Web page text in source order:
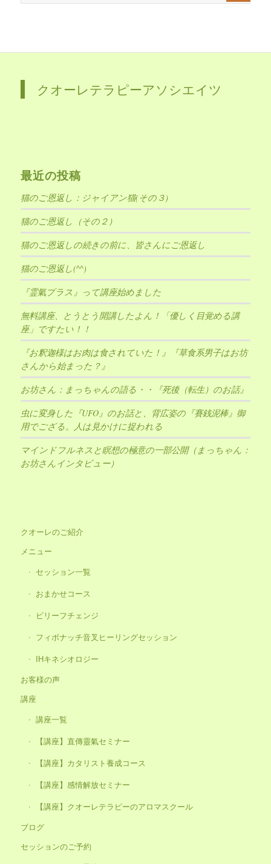
クオーレテラピーアソシエイツ
最近の投稿
猫のご恩返し：ジャイアン猫(その３)
猫のご恩返し（その２）
猫のご恩返しの続きの前に、皆さんにご恩返し
猫のご恩返し(^^)
『霊氣プラス』って講座始めました
無料講座、とうとう開講したよん！「優しく目覚める講
座」ですたい！！
『お釈迦様はお肉は食されていた！』『草食系男子はお坊
さんから始まった？』
お坊さん：まっちゃんの語る・・『死後（転生）のお話』
虫に変身した『UFO』のお話と、背広姿の『賽銭泥棒』御
用でござる。人は見かけに捉われる
マインドフルネスと瞑想の極意の一部公開（まっちゃん：
お坊さんインタビュー）
クオーレのご紹介
メニュー
セッション一覧
おまかせコース
ビリーフチェンジ
フィボナッチ音叉ヒーリングセッション
IHキネシオロジー
お客様の声
講座
講座一覧
【講座】直傳靈氣セミナー
【講座】カタリスト養成コース
【講座】感情解放セミナー
【講座】クオーレテラピーのアロマスクール
ブログ
セッションのご予約